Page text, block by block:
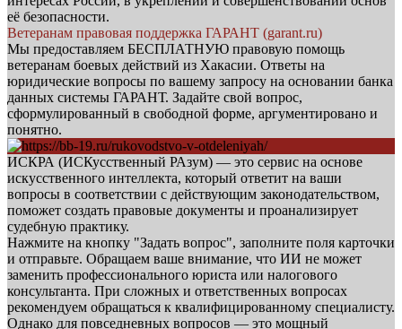
её безопасности.
Ветеранам правовая поддержка ГАРАНТ (garant.ru)
Мы предоставляем БЕСПЛАТНУЮ правовую помощь
ветеранам боевых действий из Хакасии. Ответы на
юридические вопросы по вашему запросу на основании банка
данных системы ГАРАНТ. Задайте свой вопрос,
сформулированный в свободной форме, аргументировано и
понятно.
ИСКРА (ИСКусственный РАзум) — это сервис на основе
искусственного интеллекта, который ответит на ваши
вопросы в соответствии с действующим законодательством,
поможет создать правовые документы и проанализирует
судебную практику.
Нажмите на кнопку "Задать вопрос", заполните поля карточки
и отправьте. Обращаем ваше внимание, что ИИ не может
заменить профессионального юриста или налогового
консультанта. При сложных и ответственных вопросах
рекомендуем обращаться к квалифицированному специалисту.
Однако для повседневных вопросов — это мощный